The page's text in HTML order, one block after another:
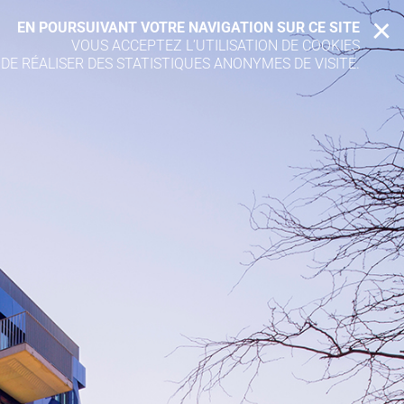
EN POURSUIVANT VOTRE NAVIGATION SUR CE SITE
VOUS ACCEPTEZ L’UTILISATION DE COOKIES
RÉALISER DES STATISTIQUES ANONYMES DE VISITE.
X